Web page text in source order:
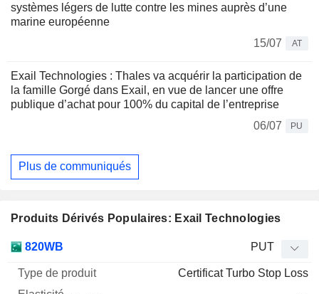
systèmes légers de lutte contre les mines auprès d’une
marine européenne
15/07
AT
Exail Technologies : Thales va acquérir la participation de
la famille Gorgé dans Exail, en vue de lancer une offre
publique d’achat pour 100% du capital de l’entreprise
06/07
PU
Plus de communiqués
Produits Dérivés Populaires: Exail Technologies
Mnemo Type produit
Parité Cours
820WB PUT
Certificat Turbo Stop Loss